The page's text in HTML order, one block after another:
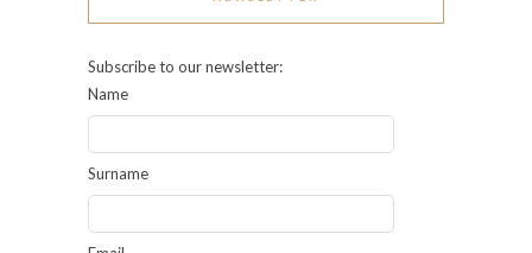
Subscribe to our newsletter:
Name
Surname